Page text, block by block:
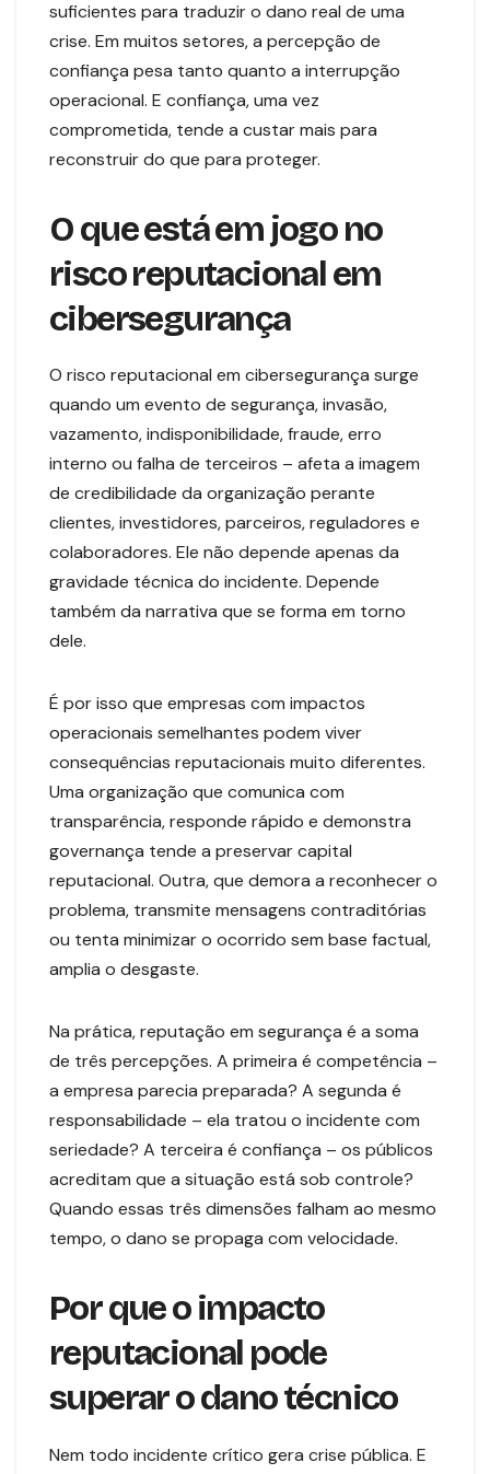
suficientes para traduzir o dano real de uma
crise. Em muitos setores, a percepção de
confiança pesa tanto quanto a interrupção
operacional. E confiança, uma vez
comprometida, tende a custar mais para
reconstruir do que para proteger.
O que está em jogo no
risco reputacional em
cibersegurança
O risco reputacional em cibersegurança surge
quando um evento de segurança, invasão,
vazamento, indisponibilidade, fraude, erro
interno ou falha de terceiros – afeta a imagem
de credibilidade da organização perante
clientes, investidores, parceiros, reguladores e
colaboradores. Ele não depende apenas da
gravidade técnica do incidente. Depende
também da narrativa que se forma em torno
dele.
É por isso que empresas com impactos
operacionais semelhantes podem viver
consequências reputacionais muito diferentes.
Uma organização que comunica com
transparência, responde rápido e demonstra
governança tende a preservar capital
reputacional. Outra, que demora a reconhecer o
problema, transmite mensagens contraditórias
ou tenta minimizar o ocorrido sem base factual,
amplia o desgaste.
Na prática, reputação em segurança é a soma
de três percepções. A primeira é competência –
a empresa parecia preparada? A segunda é
responsabilidade – ela tratou o incidente com
seriedade? A terceira é confiança – os públicos
acreditam que a situação está sob controle?
Quando essas três dimensões falham ao mesmo
tempo, o dano se propaga com velocidade.
Por que o impacto
reputacional pode
superar o dano técnico
Nem todo incidente crítico gera crise pública. E